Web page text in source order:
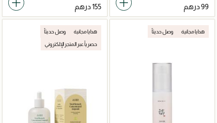
هدايا مجانية وصل حديثاً هدايا مجانية وصل حديثاً
حصرياً عبر المتجر الإلكتروني